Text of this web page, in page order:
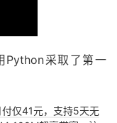
Python采取了第一
仅41元，支持5天无